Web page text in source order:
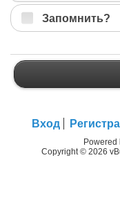
Запомнить?
Вход
Powered
Copyright © 2026